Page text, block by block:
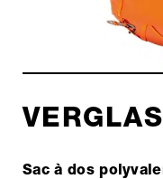
Sac à dos